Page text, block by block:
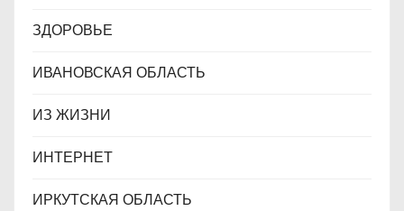
ЗДОРОВЬЕ
ИВАНОВСКАЯ ОБЛАСТЬ
ИЗ ЖИЗНИ
ИНТЕРНЕТ
ИРКУТСКАЯ ОБЛАСТЬ